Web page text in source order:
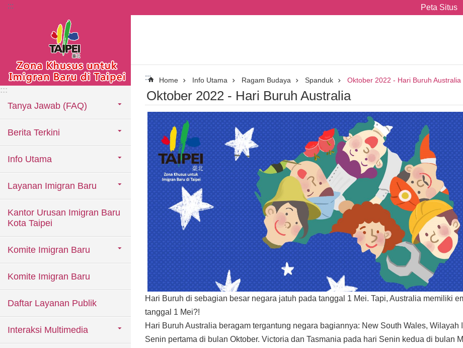
Lompat ke blok konten utama
::: Peta Situs
:::
Tanya Jawab (FAQ)
Berita Terkini
Info Utama
Layanan Imigran Baru
Kantor Urusan Imigran Baru
Kota Taipei
Komite Imigran Baru
Komite Imigran Baru
Daftar Layanan Publik
Interaksi Multimedia
::: Home Info Utama Ragam Budaya Spanduk Oktober 2022 - Hari Buruh Australia
Oktober 2022 - Hari Buruh Australia
Hari Buruh di sebagian besar negara jatuh pada tanggal 1 Mei. Tapi, Australia memiliki
tanggal 1 Mei?!
Hari Buruh Australia beragam tergantung negara bagiannya: New South Wales,
Senin pertama di bulan Oktober. Victoria dan Tasmania pada hari Senin kedua di bulan